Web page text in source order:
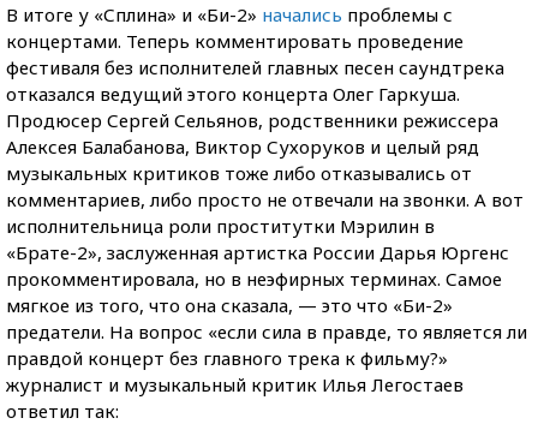
В итоге у «Сплина» и «Би-2» начались проблемы с
концертами. Теперь комментировать проведение
фестиваля без исполнителей главных песен саундтрека
отказался ведущий этого концерта Олег Гаркуша.
Продюсер Сергей Сельянов, родственники режиссера
Алексея Балабанова, Виктор Сухоруков и целый ряд
музыкальных критиков тоже либо отказывались от
комментариев, либо просто не отвечали на звонки. А вот
исполнительница роли проститутки Мэрилин в
«Брате-2», заслуженная артистка России Дарья Юргенс
прокомментировала, но в неэфирных терминах. Самое
мягкое из того, что она сказала, — это что «Би-2»
предатели. На вопрос «если сила в правде, то является ли
правдой концерт без главного трека к фильму?»
журналист и музыкальный критик Илья Легостаев
ответил так: